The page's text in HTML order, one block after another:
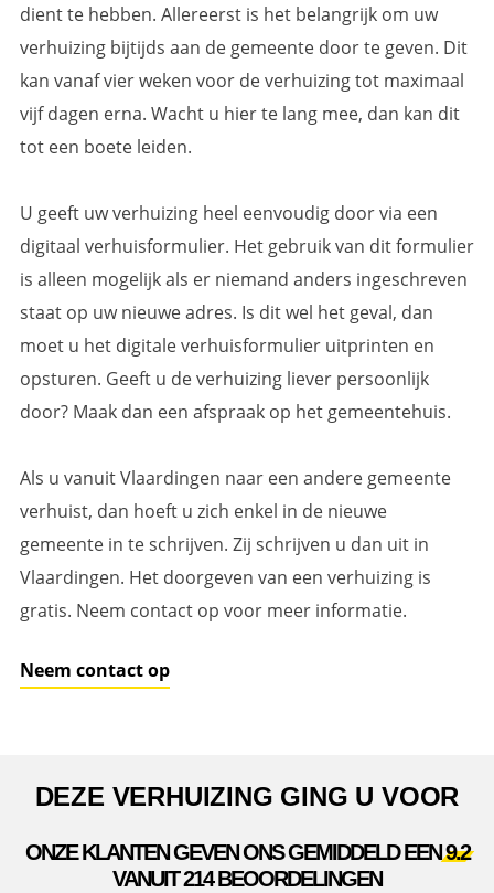
dient te hebben. Allereerst is het belangrijk om uw
verhuizing bijtijds aan de gemeente door te geven. Dit
kan vanaf vier weken voor de verhuizing tot maximaal
vijf dagen erna. Wacht u hier te lang mee, dan kan dit
tot een boete leiden.
U geeft uw verhuizing heel eenvoudig door via een
digitaal verhuisformulier. Het gebruik van dit formulier
is alleen mogelijk als er niemand anders ingeschreven
staat op uw nieuwe adres. Is dit wel het geval, dan
moet u het digitale verhuisformulier uitprinten en
opsturen. Geeft u de verhuizing liever persoonlijk
door? Maak dan een afspraak op het gemeentehuis.
Als u vanuit Vlaardingen naar een andere gemeente
verhuist, dan hoeft u zich enkel in de nieuwe
gemeente in te schrijven. Zij schrijven u dan uit in
Vlaardingen. Het doorgeven van een verhuizing is
gratis. Neem contact op voor meer informatie.
Neem contact op
DEZE VERHUIZING GING U VOOR
ONZE KLANTEN GEVEN ONS GEMIDDELD EEN9.2
VANUIT 214 BEOORDELINGEN